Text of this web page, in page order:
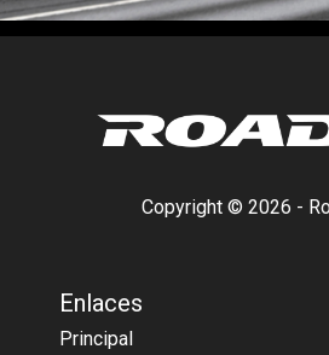
Copyright © 2026 -
Enlaces
Principal